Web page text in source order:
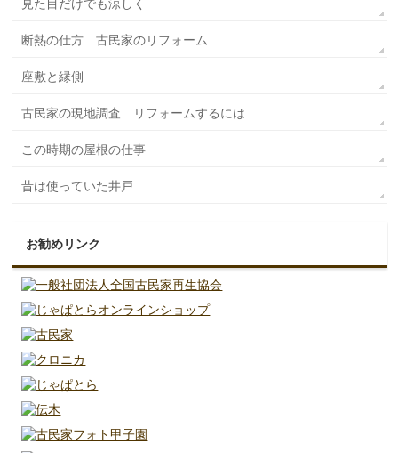
見た目だけでも涼しく
断熱の仕方 古民家のリフォーム
座敷と縁側
古民家の現地調査 リフォームするには
この時期の屋根の仕事
昔は使っていた井戸
お勧めリンク